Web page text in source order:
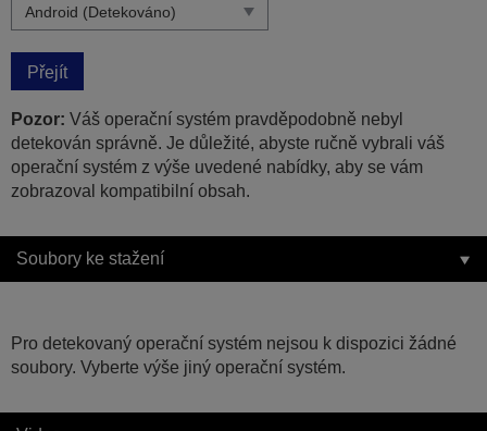
Přejít
Pozor: Váš operační systém pravděpodobně nebyl
detekován správně. Je důležité, abyste ručně vybrali váš
operační systém z výše uvedené nabídky, aby se vám
zobrazoval kompatibilní obsah.
Soubory ke stažení
Pro detekovaný operační systém nejsou k dispozici žádné
soubory. Vyberte výše jiný operační systém.